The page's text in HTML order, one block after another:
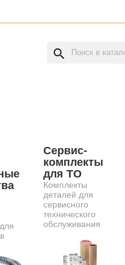
search
Сервис-
комплекты
для ТО
Комплекты
деталей для
сервисного
технического
обслуживания